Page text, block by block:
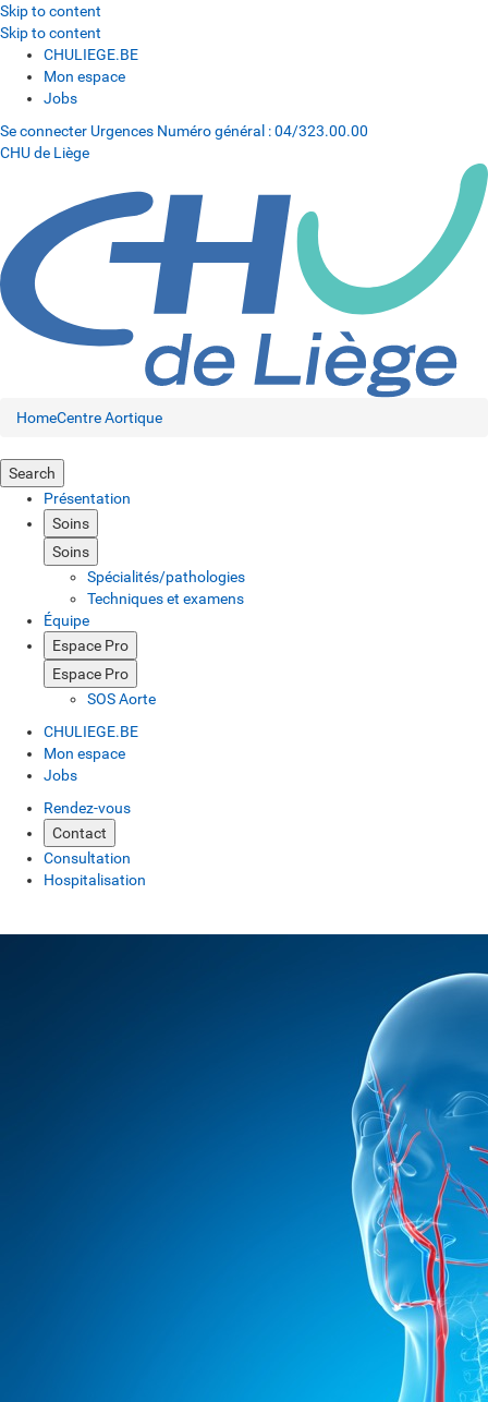
Skip to content
Skip to content
CHULIEGE.BE
Mon espace
Jobs
Se connecter Urgences Numéro général :04/323.00.00
CHU de Liège
HomeCentre Aortique
Search
Présentation
Soins
Soins
Spécialités/pathologies
Techniques et examens
Équipe
Espace Pro
Espace Pro
SOS Aorte
CHULIEGE.BE
Mon espace
Jobs
Rendez-vous
Contact
Consultation
Hospitalisation